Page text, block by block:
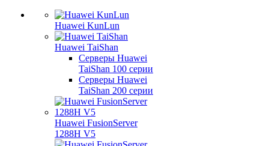
Huawei KunLun
Huawei TaiShan
Серверы Huawei
TaiShan 100 серии
Серверы Huawei
TaiShan 200 серии
Huawei FusionServer
1288H V5